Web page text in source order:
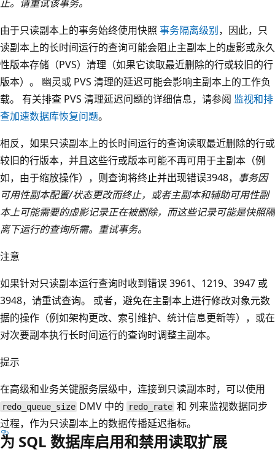
止。请重试该事务。
由于只读副本上的事务始终使用快照 事务隔离级别，因此，只
读副本上的长时间运行的查询可能会阻止主副本上的虚影或永久
性版本存储（PVS）清理（如果它读取最近删除的行或较旧的行
版本）。 幽灵或 PVS 清理的延迟可能会影响主副本上的工作负
载。 有关排查 PVS 清理延迟问题的详细信息，请参阅 监视和排
查加速数据库恢复问题。
相反，如果只读副本上的长时间运行的查询读取最近删除的行或
较旧的行版本，并且这些行或版本可能不再可用于主副本（例
如，由于缩放操作），则查询将终止并出现错误3948， 事务因
可用性副本配置/状态更改而终止，或者主副本和辅助可用性副
本上可能需要的虚影记录正在被删除，而这些记录可能是快照隔
离下运行的查询所需。重试事务。
注意
如果针对只读副本运行查询时收到错误 3961、1219、3947 或
3948，请重试查询。 或者，避免在主副本上进行修改对象元数
据的操作（例如架构更改、索引维护、统计信息更新等），或在
对次要副本执行长时间运行的查询时调整主副本。
提示
在高级和业务关键服务层级中，连接到只读副本时，可以使用
redo_queue_size DMV 中的 redo_rate 和 列来监视数据同步
过程，作为只读副本上的数据传播延迟指标。
为 SQL 数据库启用和禁用读取扩展